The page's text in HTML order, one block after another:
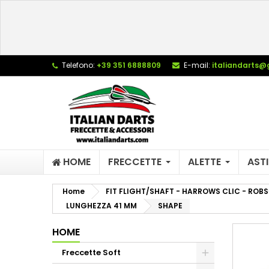
Telefono: +39 351 6888809 E-mail:
HOME FRECCETTE ALETTE
Home FIT FLIGHT/SHAFT - HARROWS CLIC -
LUNGHEZZA 41 MM
SHAPE
HOME
Freccette Soft
add_circle_outline